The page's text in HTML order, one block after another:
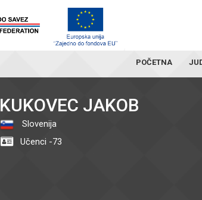
POČETNA
KUKOVEC JAKOB
Slovenija
Učenci -73